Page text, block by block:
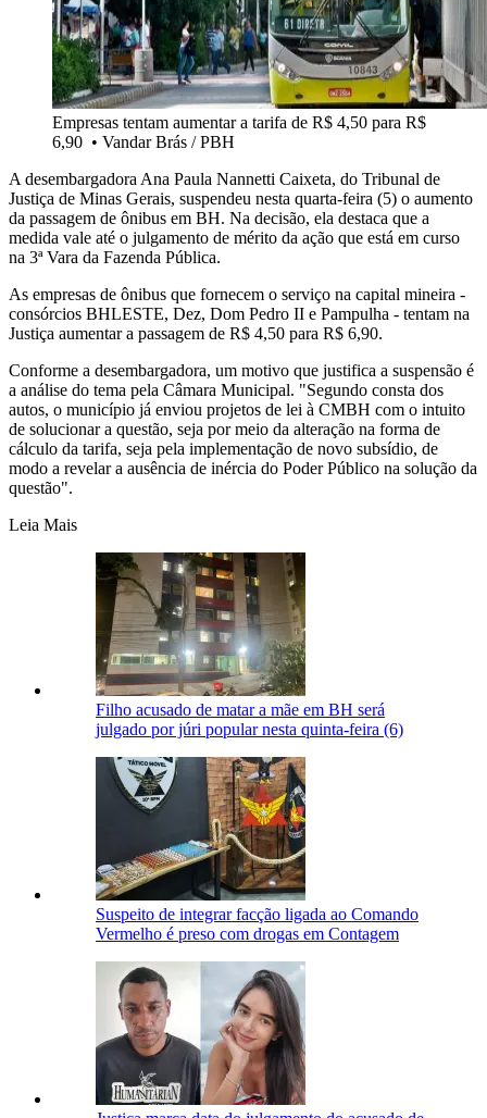
Empresas tentam aumentar a tarifa de R$ 4,50 para R$
6,90 • Vandar Brás / PBH
A desembargadora Ana Paula Nannetti Caixeta, do Tribunal de
Justiça de Minas Gerais, suspendeu nesta quarta-feira (5) o aumento
da passagem de ônibus em BH. Na decisão, ela destaca que a
medida vale até o julgamento de mérito da ação que está em curso
na 3ª Vara da Fazenda Pública.
As empresas de ônibus que fornecem o serviço na capital mineira -
consórcios BHLESTE, Dez, Dom Pedro II e Pampulha - tentam na
Justiça aumentar a passagem de R$ 4,50 para R$ 6,90.
Conforme a desembargadora, um motivo que justifica a suspensão é
a análise do tema pela Câmara Municipal. "Segundo consta dos
autos, o município já enviou projetos de lei à CMBH com o intuito
de solucionar a questão, seja por meio da alteração na forma de
cálculo da tarifa, seja pela implementação de novo subsídio, de
modo a revelar a ausência de inércia do Poder Público na solução da
questão".
Leia Mais
Filho acusado de matar a mãe em BH será
julgado por júri popular nesta quinta-feira (6)
Suspeito de integrar facção ligada ao Comando
Vermelho é preso com drogas em Contagem